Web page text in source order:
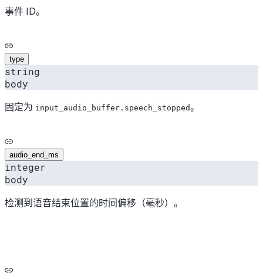
事件 ID。
type
string
body
固定为 input_audio_buffer.speech_stopped。
audio_end_ms
integer
body
检测到语音结束位置的时间偏移（毫秒）。